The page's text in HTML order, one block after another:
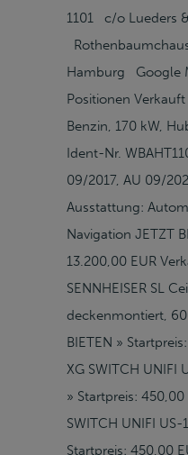
1101 c/o Lueders
Hamburg Google
Positionen Verkauft
Benzin, 170 kW,
Ident-Nr.
09/2017, AU 09/
Ausstattung:
Navigation JETZT
13.200,00 EUR
SENNHEISER SL
deckenmontiert,
BIETEN »
XG SWITCH UNIFI
» Startpreis: 450,00
SWITCH UNIFI US-
Startpreis: 450,00